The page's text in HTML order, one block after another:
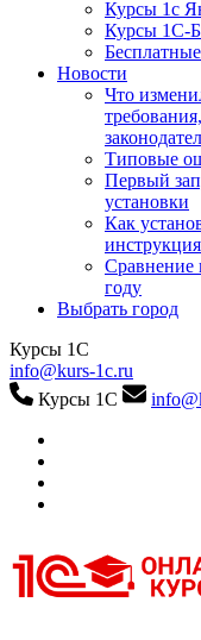
Курсы 1с
Курсы 1С-
Новости
Что
Типовые
Первый
установки
Как
Сравнение
году
Выбрать город
Курсы 1С
info@kurs-1c.ru
Курсы 1С